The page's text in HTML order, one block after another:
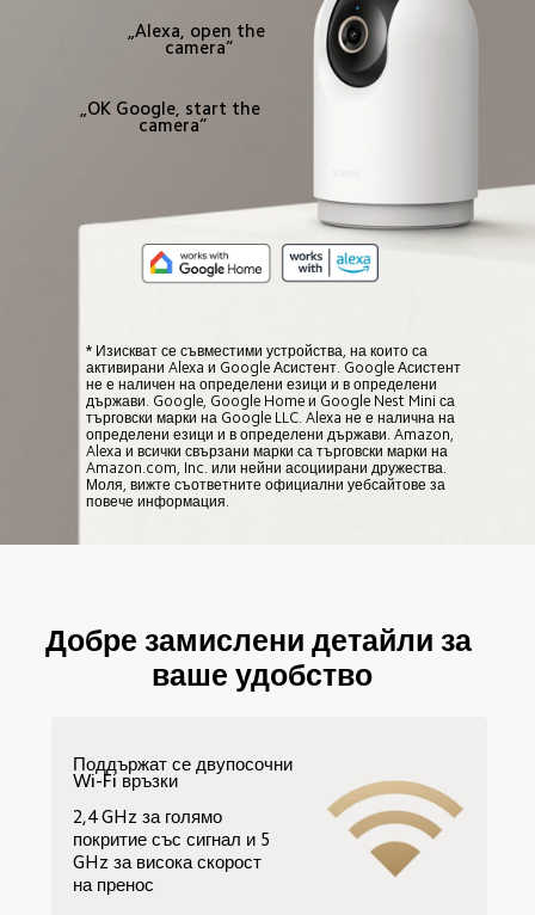
„Alexa, open the
camera“
„OK Google, start the
camera“
* Изискват се съвместими устройства, на които са
активирани Alexa и Google Асистент. Google Асистент
не е наличен на определени езици и в определени
държави. Google, Google Home и Google Nest Mini са
търговски марки на Google LLC. Alexa не е налична на
определени езици и в определени държави. Amazon,
Alexa и всички свързани марки са търговски марки на
Amazon.com, Inc. или нейни асоциирани дружества.
Моля, вижте съответните официални уебсайтове за
повече информация.
Добре замислени детайли за
ваше удобство
Поддържат се двупосочни
Wi-Fi връзки
2,4 GHz за голямо
покритие със сигнал и 5
GHz за висока скорост
на пренос